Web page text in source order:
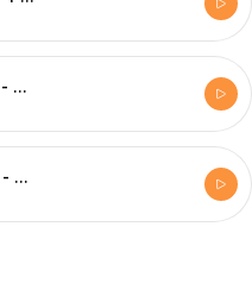
Guia do Nativo #09 - Centro Cultural de São Paulo
Guia do Nativo #08 - Beco do Batman